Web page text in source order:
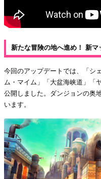
新たな冒険の地へ進め！ 新マ
今回のアップデートでは、「シ
ム・マイム」「大盆海峡道」「
公開しました。ダンジョンの奥
います。